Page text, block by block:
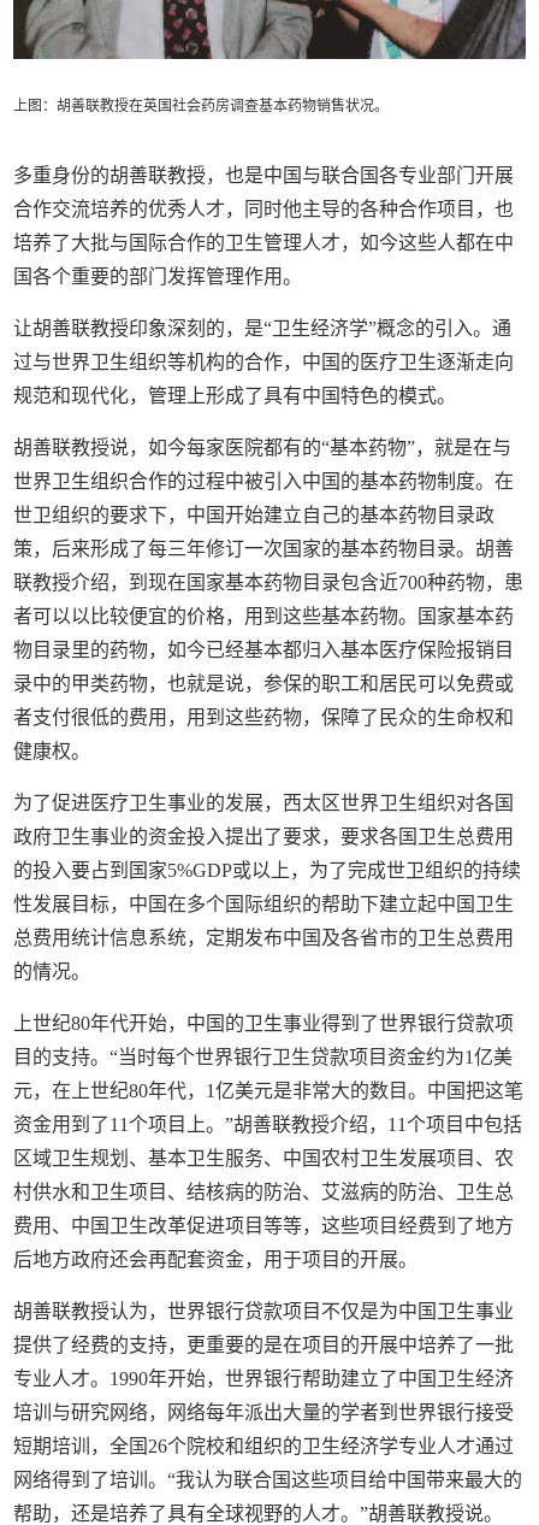
上图：胡善联教授在英国社会药房调查基本药物销售状况。
多重身份的胡善联教授，也是中国与联合国各专业部门开展
合作交流培养的优秀人才，同时他主导的各种合作项目，也
培养了大批与国际合作的卫生管理人才，如今这些人都在中
国各个重要的部门发挥管理作用。
让胡善联教授印象深刻的，是“卫生经济学”概念的引入。通
过与世界卫生组织等机构的合作，中国的医疗卫生逐渐走向
规范和现代化，管理上形成了具有中国特色的模式。
胡善联教授说，如今每家医院都有的“基本药物”，就是在与
世界卫生组织合作的过程中被引入中国的基本药物制度。在
世卫组织的要求下，中国开始建立自己的基本药物目录政
策，后来形成了每三年修订一次国家的基本药物目录。胡善
联教授介绍，到现在国家基本药物目录包含近700种药物，患
者可以以比较便宜的价格，用到这些基本药物。国家基本药
物目录里的药物，如今已经基本都归入基本医疗保险报销目
录中的甲类药物，也就是说，参保的职工和居民可以免费或
者支付很低的费用，用到这些药物，保障了民众的生命权和
健康权。
为了促进医疗卫生事业的发展，西太区世界卫生组织对各国
政府卫生事业的资金投入提出了要求，要求各国卫生总费用
的投入要占到国家5%GDP或以上，为了完成世卫组织的持续
性发展目标，中国在多个国际组织的帮助下建立起中国卫生
总费用统计信息系统，定期发布中国及各省市的卫生总费用
的情况。
上世纪80年代开始，中国的卫生事业得到了世界银行贷款项
目的支持。“当时每个世界银行卫生贷款项目资金约为1亿美
元，在上世纪80年代，1亿美元是非常大的数目。中国把这笔
资金用到了11个项目上。”胡善联教授介绍，11个项目中包括
区域卫生规划、基本卫生服务、中国农村卫生发展项目、农
村供水和卫生项目、结核病的防治、艾滋病的防治、卫生总
费用、中国卫生改革促进项目等等，这些项目经费到了地方
后地方政府还会再配套资金，用于项目的开展。
胡善联教授认为，世界银行贷款项目不仅是为中国卫生事业
提供了经费的支持，更重要的是在项目的开展中培养了一批
专业人才。1990年开始，世界银行帮助建立了中国卫生经济
培训与研究网络，网络每年派出大量的学者到世界银行接受
短期培训，全国26个院校和组织的卫生经济学专业人才通过
网络得到了培训。“我认为联合国这些项目给中国带来最大的
帮助，还是培养了具有全球视野的人才。”胡善联教授说。